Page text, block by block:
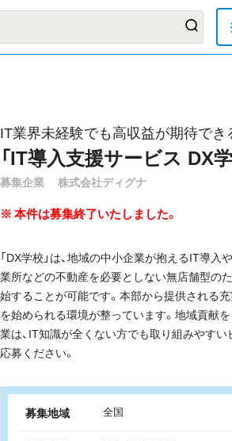
IT業界未経験でも高収益が期待でき
「IT導入支援サービス DX
募集企業 株式会社ディグナ
本件は募集終了いたしました。
「DX学校」は、地域の中小企業が抱えるIT導
業所などの不動産を必要としない無店舗型の
始することが可能です。本部から提供される
を始められる環境が整っています。地域貢献
業は、IT知識が全くない方でも取り組みやす
応募ください。
募集地域 全国